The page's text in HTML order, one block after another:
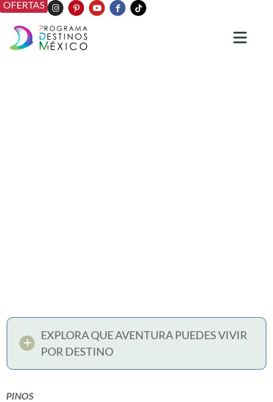
OFERTAS
EXPLORA QUE AVENTURA PUEDES VIVIR
POR DESTINO
PINOS